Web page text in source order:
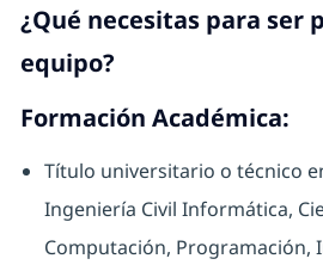
¿Qué necesitas para ser
equipo?
Formación Académica:
Título universitario o técnico
Ingeniería Civil Informática,
Computación, Programación,